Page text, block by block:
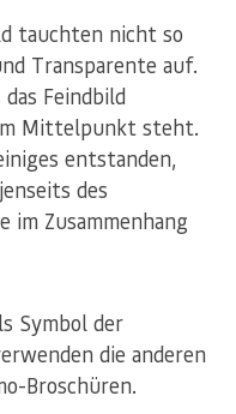
tauchten nicht so
Transparente auf.
Feindbild
Mittelpunkt steht.
entstanden,
des
im Zusammenhang
Symbol der
die anderen
Broschüren.